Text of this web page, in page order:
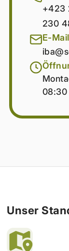
+423
230
E-Mail
08:30
Unser